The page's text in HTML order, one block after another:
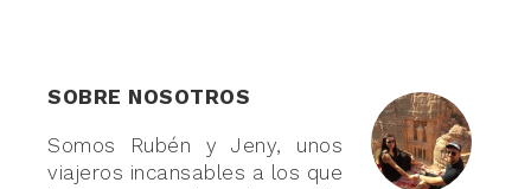
SOBRE NOSOTROS
Somos Rubén y Jeny, unos
viajeros incansables a los que